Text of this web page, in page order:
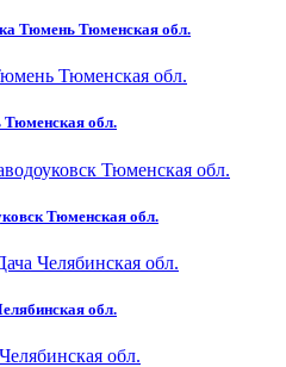
Тюмень Тюменская обл.
обл.
Тюменская обл.
обл.